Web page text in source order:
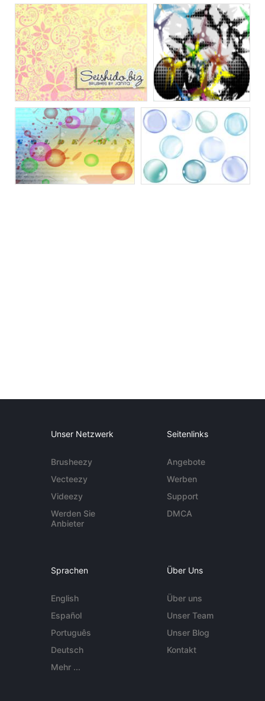
Unser Netzwerk
Brusheezy
Vecteezy
Videezy
Werden Sie
Anbieter
Seitenlinks
Angebote
Werben
Support
DMCA
Sprachen
English
Español
Português
Deutsch
Mehr ...
Über Uns
Über uns
Unser Team
Unser Blog
Kontakt